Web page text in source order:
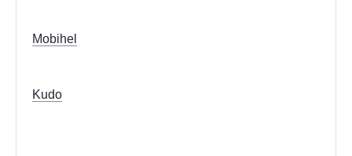
Mobihel
Kudo